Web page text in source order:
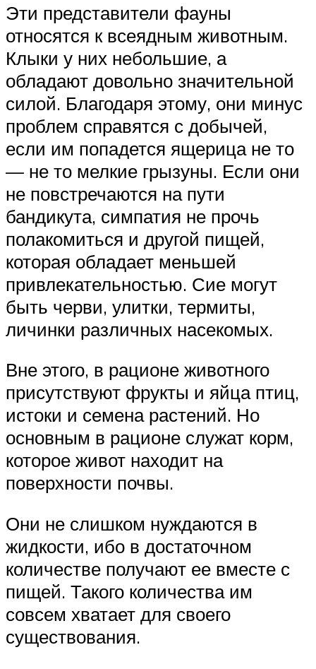
Эти представители фауны
относятся к всеядным животным.
Клыки у них небольшие, а
обладают довольно значительной
силой. Благодаря этому, они минус
проблем справятся с добычей,
если им попадется ящерица не то
— не то мелкие грызуны. Если они
не повстречаются на пути
бандикута, симпатия не прочь
полакомиться и другой пищей,
которая обладает меньшей
привлекательностью. Сие могут
быть черви, улитки, термиты,
личинки различных насекомых.
Вне этого, в рационе животного
присутствуют фрукты и яйца птиц,
истоки и семена растений. Но
основным в рационе служат корм,
которое живот находит на
поверхности почвы.
Они не слишком нуждаются в
жидкости, ибо в достаточном
количестве получают ее вместе с
пищей. Такого количества им
совсем хватает для своего
существования.